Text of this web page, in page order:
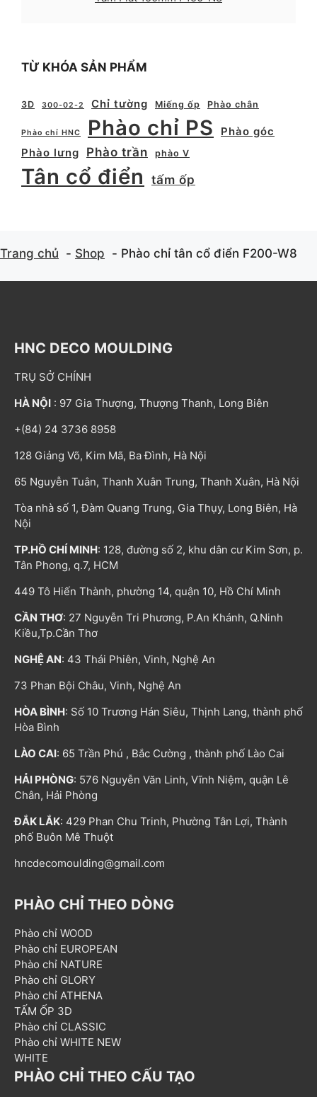
TỪ KHÓA SẢN PHẨM
3D 300-02-2 Chỉ tường Miếng ốp Phào chân
Phào chỉ HNC Phào chỉ PS
Phào góc
Phào lưng
Phào trần phào V
Tân cổ điển tấm ốp
Trang chủ Shop Phào chỉ tân cổ điển F200-W8
HNC DECO MOULDING
TRỤ SỞ CHÍNH
HÀ NỘI : 97 Gia Thượng, Thượng Thanh, Long Biên
+(84) 24 3736 8958
128 Giảng Võ, Kim Mã, Ba Đình, Hà Nội
65 Nguyễn Tuân, Thanh Xuân Trung, Thanh Xuân, Hà Nội
Tòa nhà số 1, Đàm Quang Trung, Gia Thụy, Long Biên, Hà
Nội
TP.HỒ CHÍ MINH: 128, đường số 2, khu dân cư Kim Sơn, p.
Tân Phong, q.7, HCM
449 Tô Hiến Thành, phường 14, quận 10, Hồ Chí Minh
CẦN THƠ: 27 Nguyễn Tri Phương, P.An Khánh, Q.Ninh
Kiều,Tp.Cần Thơ
NGHỆ AN: 43 Thái Phiên, Vinh, Nghệ An
73 Phan Bội Châu, Vinh, Nghệ An
HÒA BÌNH: Số 10 Trương Hán Siêu, Thịnh Lang, thành phố
Hòa Bình
LÀO CAI: 65 Trần Phú , Bắc Cường , thành phố Lào Cai
HẢI PHÒNG: 576 Nguyễn Văn Linh, Vĩnh Niệm, quận Lê
Chân, Hải Phòng
ĐẮK LẮK: 429 Phan Chu Trinh, Phường Tân Lợi, Thành
phố Buôn Mê Thuột
hncdecomoulding@gmail.com
PHÀO CHỈ THEO DÒNG
Phào chỉ WOOD
Phào chỉ EUROPEAN
Phào chỉ NATURE
Phào chỉ GLORY
Phào chỉ ATHENA
TẤM ỐP 3D
Phào chỉ CLASSIC
Phào chỉ WHITE NEW
WHITE
PHÀO CHỈ THEO CẤU TẠO